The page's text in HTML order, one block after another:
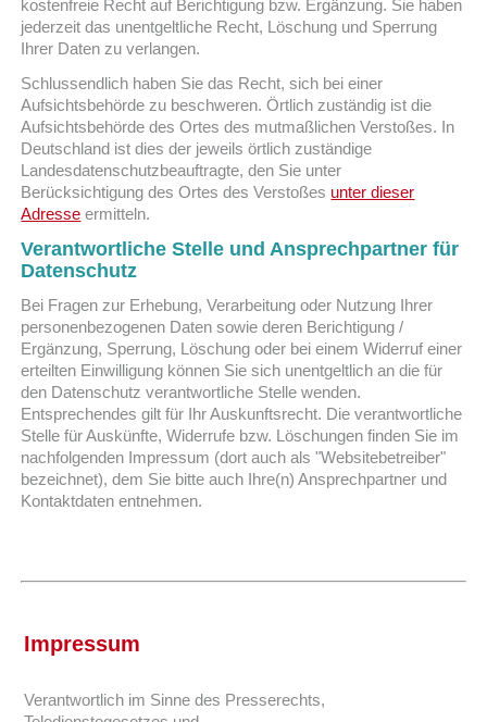
kostenfreie Recht auf Berichtigung bzw. Ergänzung. Sie haben
jederzeit das unentgeltliche Recht, Löschung und Sperrung
Ihrer Daten zu verlangen.
Schlussendlich haben Sie das Recht, sich bei einer
Aufsichtsbehörde zu beschweren. Örtlich zuständig ist die
Aufsichtsbehörde des Ortes des mutmaßlichen Verstoßes. In
Deutschland ist dies der jeweils örtlich zuständige
Landesdatenschutzbeauftragte, den Sie unter
Berücksichtigung des Ortes des Verstoßes unter dieser
Adresse ermitteln.
Verantwortliche Stelle und Ansprechpartner für
Datenschutz
Bei Fragen zur Erhebung, Verarbeitung oder Nutzung Ihrer
personenbezogenen Daten sowie deren Berichtigung /
Ergänzung, Sperrung, Löschung oder bei einem Widerruf einer
erteilten Einwilligung können Sie sich unentgeltlich an die für
den Datenschutz verantwortliche Stelle wenden.
Entsprechendes gilt für Ihr Auskunftsrecht. Die verantwortliche
Stelle für Auskünfte, Widerrufe bzw. Löschungen finden Sie im
nachfolgenden Impressum (dort auch als "Websitebetreiber"
bezeichnet), dem Sie bitte auch Ihre(n) Ansprechpartner und
Kontaktdaten entnehmen.
Impressum
Verantwortlich im Sinne des Presserechts,